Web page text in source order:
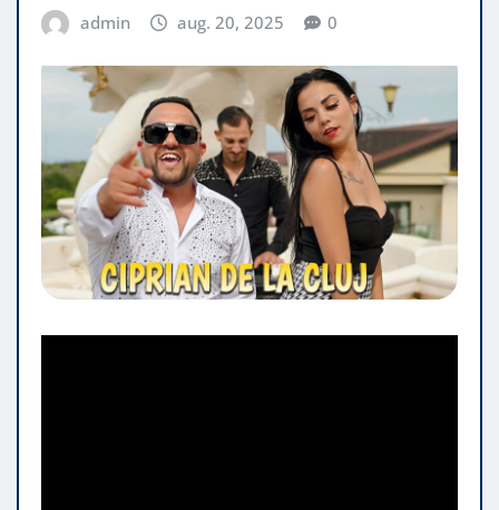
admin aug. 20, 2025 0